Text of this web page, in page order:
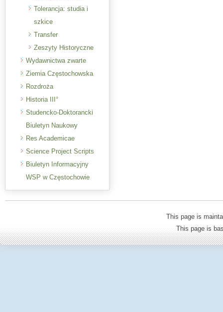
Tolerancja: studia i
szkice
Transfer
Zeszyty Historyczne
Wydawnictwa zwarte
Ziemia Częstochowska
Rozdroża
Historia III°
Studencko-Doktorancki
Biuletyn Naukowy
Res Academicae
Science Project Scripts
Biuletyn Informacyjny
WSP w Częstochowie
This page is
This page is